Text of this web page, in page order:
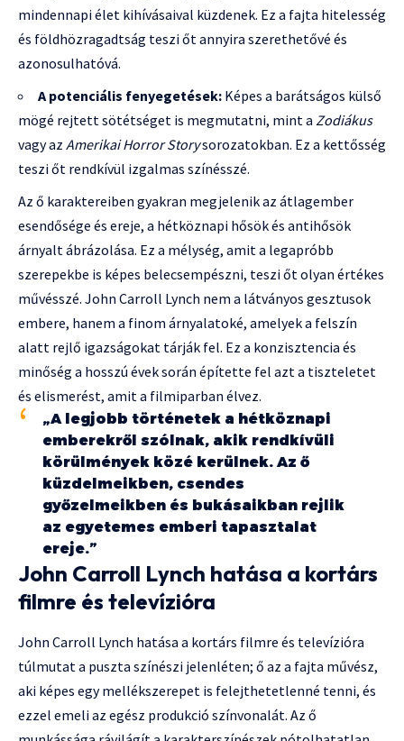
mindennapi élet kihívásaival küzdenek. Ez a fajta hitelesség
és földhözragadtság teszi őt annyira szerethetővé és
azonosulhatóvá.
A potenciális fenyegetések: Képes a barátságos külső
mögé rejtett sötétséget is megmutatni, mint a Zodiákus
vagy az Amerikai Horror Storysorozatokban. Ez a kettősség
teszi őt rendkívül izgalmas színésszé.
Az ő karaktereiben gyakran megjelenik az átlagember
esendősége és ereje, a hétköznapi hősök és antihősök
árnyalt ábrázolása. Ez a mélység, amit a legapróbb
szerepekbe is képes belecsempészni, teszi őt olyan értékes
művésszé. John Carroll Lynch nem a látványos gesztusok
embere, hanem a finom árnyalatoké, amelyek a felszín
alatt rejlő igazságokat tárják fel. Ez a konzisztencia és
minőség a hosszú évek során építette fel azt a tiszteletet
és elismerést, amit a filmiparban élvez.
„A legjobb történetek a hétköznapi
emberekről szólnak, akik rendkívüli
körülmények közé kerülnek. Az ő
küzdelmeikben, csendes
győzelmeikben és bukásaikban rejlik
az egyetemes emberi tapasztalat
ereje.”
John Carroll Lynch hatása a kortárs
filmre és televízióra
John Carroll Lynch hatása a kortárs filmre és televízióra
túlmutat a puszta színészi jelenléten; ő az a fajta művész,
aki képes egy mellékszerepet is felejthetetlenné tenni, és
ezzel emeli az egész produkció színvonalát. Az ő